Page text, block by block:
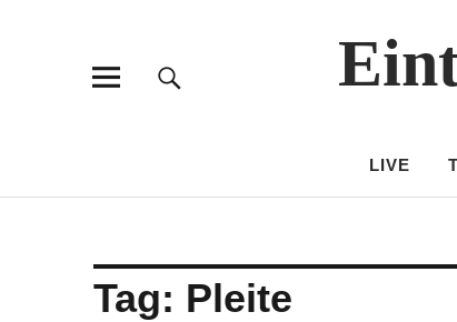
LIVE
Tag: Pleite